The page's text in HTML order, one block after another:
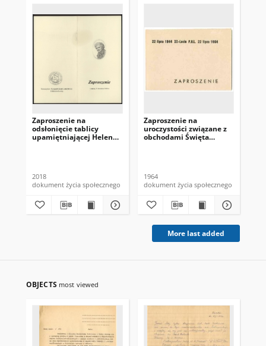
Zaproszenie na
odsłonięcie tablicy
upamiętniającej Helenę
2018
dokument życia społecznego
Zaproszenie na
uroczystości związane z
obchodami Święta
1964
dokument życia społecznego
More last added
OBJECTS most viewed